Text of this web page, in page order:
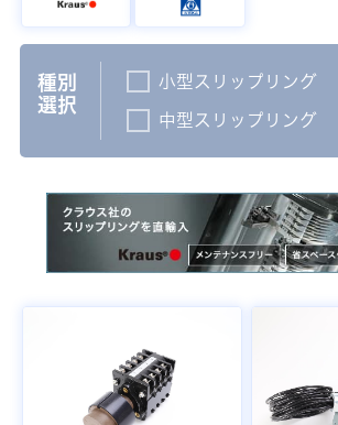
種別
選択
小型スリップリング
中型スリップリング